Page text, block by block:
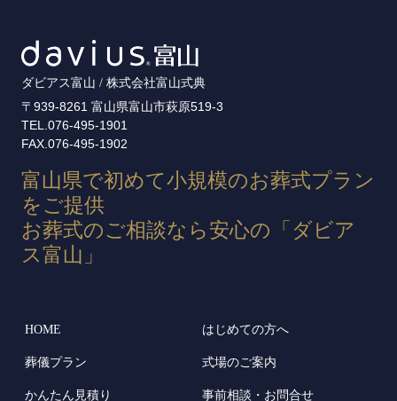
ダビアス富山 / 株式会社富山式典
〒939-8261 富山県富山市萩原519-3
TEL.076-495-1901
FAX.076-495-1902
富山県で初めて小規模のお葬式プラン
をご提供
お葬式のご相談なら安心の「ダビア
ス富山」
HOME はじめての方へ
葬儀プラン 式場のご案内
かんたん見積り 事前相談・お問合せ